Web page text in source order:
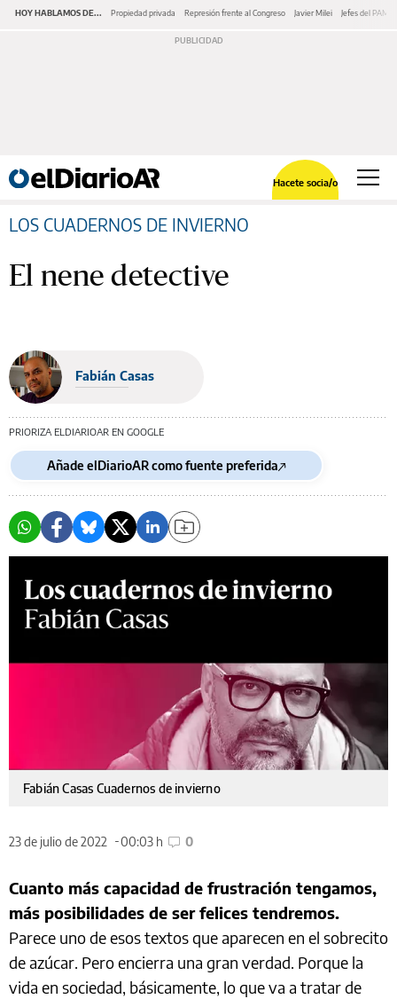
HOY HABLAMOS DE... Propiedad privada Represión frente al Congreso Javier Milei Jefes del PAMI
Hacete socia/o
LOS CUADERNOS DE INVIERNO
El nene detective
Fabián Casas
PRIORIZA ELDIARIOAR EN GOOGLE
Añade elDiarioAR como fuente preferida
Fabián Casas Cuadernos de invierno
23 de julio de 2022 00:03 h 0
Cuanto más capacidad de frustración tengamos,
más posibilidades de ser felices tendremos.
Parece uno de esos textos que aparecen en el sobrecito
de azúcar. Pero encierra una gran verdad. Porque la
vida en sociedad, básicamente, lo que va a tratar de